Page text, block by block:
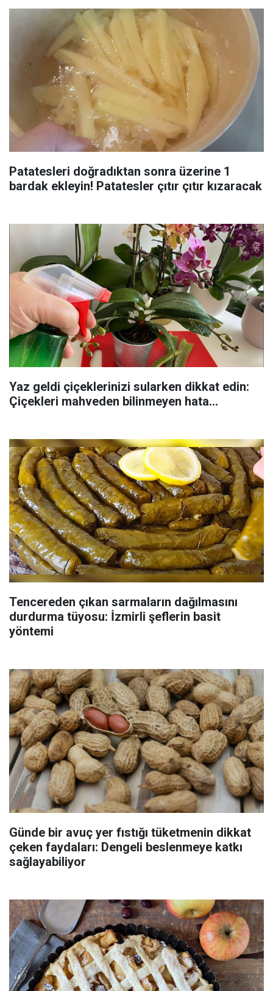
Patatesleri doğradıktan sonra üzerine 1
bardak ekleyin! Patatesler çıtır çıtır kızaracak
Yaz geldi çiçeklerinizi sularken dikkat edin:
Çiçekleri mahveden bilinmeyen hata...
Tencereden çıkan sarmaların dağılmasını
durdurma tüyosu: İzmirli şeflerin basit
yöntemi
Günde bir avuç yer fıstığı tüketmenin dikkat
çeken faydaları: Dengeli beslenmeye katkı
sağlayabiliyor